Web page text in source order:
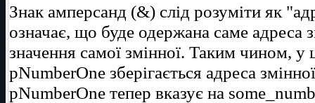
Знак амперсанд (&) слід розуміти як
означає, що буде одержана саме адреса
значення самої змінної. Таким чином, у
pNumberOne зберігається адреса
pNumberOne тепер вказує на